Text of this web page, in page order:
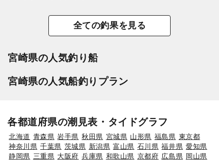
全ての釣果を見る
宮崎県の人気釣り船
宮崎県の人気船釣りプラン
各都道府県の潮見表・タイドグラフ
北海道 青森県 岩手県 秋田県 宮城県 山形県 福島県 東京都
神奈川県 千葉県 茨城県 新潟県 富山県 石川県 福井県 愛知県
静岡県 三重県 大阪府 兵庫県 和歌山県 京都府 広島県 岡山県